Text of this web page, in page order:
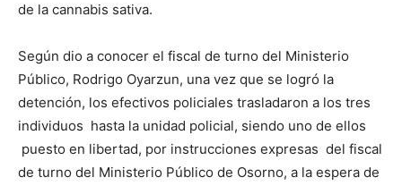
de la cannabis sativa.
Según dio a conocer el fiscal de turno del Ministerio
Público, Rodrigo Oyarzun, una vez que se logró la
detención, los efectivos policiales trasladaron a los tres
individuos hasta la unidad policial, siendo uno de ellos
puesto en libertad, por instrucciones expresas del fiscal
de turno del Ministerio Público de Osorno, a la espera de